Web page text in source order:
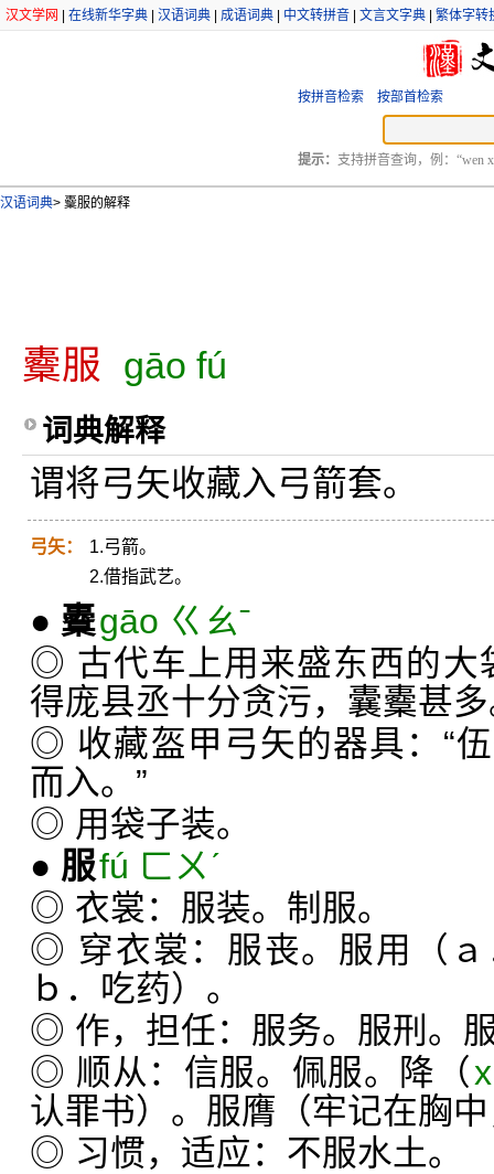
汉文学网 在线新华字典 汉语词典 成语词典 中文转拼音 文言文字典 繁体字转
按拼音检索 按部首检索
提示： 支持拼音查询，例：“wen
汉语词典> 櫜服的解释
櫜服 gāo fú
词典解释
谓将弓矢收藏入弓箭套。
弓矢：
1.弓箭。
2.借指武艺。
● 櫜gāo ㄍㄠˉ
◎ 古代车上用来盛东西的大
得庞县丞十分贪污，囊櫜甚多
◎ 收藏盔甲弓矢的器具：“
而入。”
◎ 用袋子装。
● 服fú ㄈㄨˊ
◎ 衣裳：服装。制服。
◎ 穿衣裳：服丧。服用（
ｂ．吃药）。
◎ 作，担任：服务。服刑。
◎ 顺从：信服。佩服。降（
认罪书）。服膺（牢记在胸
◎ 习惯，适应：不服水土。